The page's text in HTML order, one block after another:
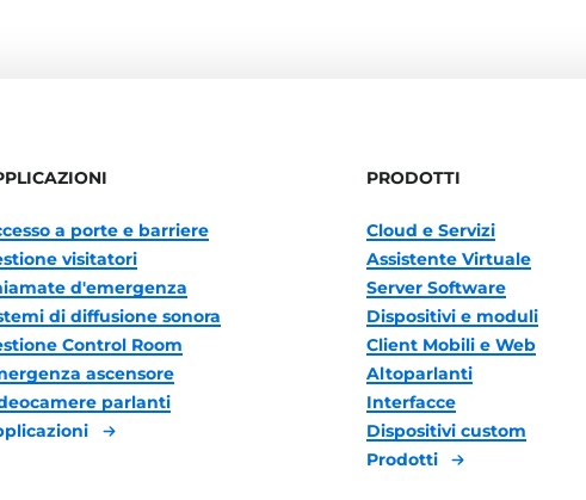
a porte e barriere
visitatori
d'emergenza
di diffusione sonora
Control Room
ascensore
parlanti
PRODOTTI
Cloud e Servizi
Assistente Virtuale
Server Software
Dispositivi e moduli
Client Mobili e Web
Altoparlanti
Interfacce
Dispositivi custom
Prodotti